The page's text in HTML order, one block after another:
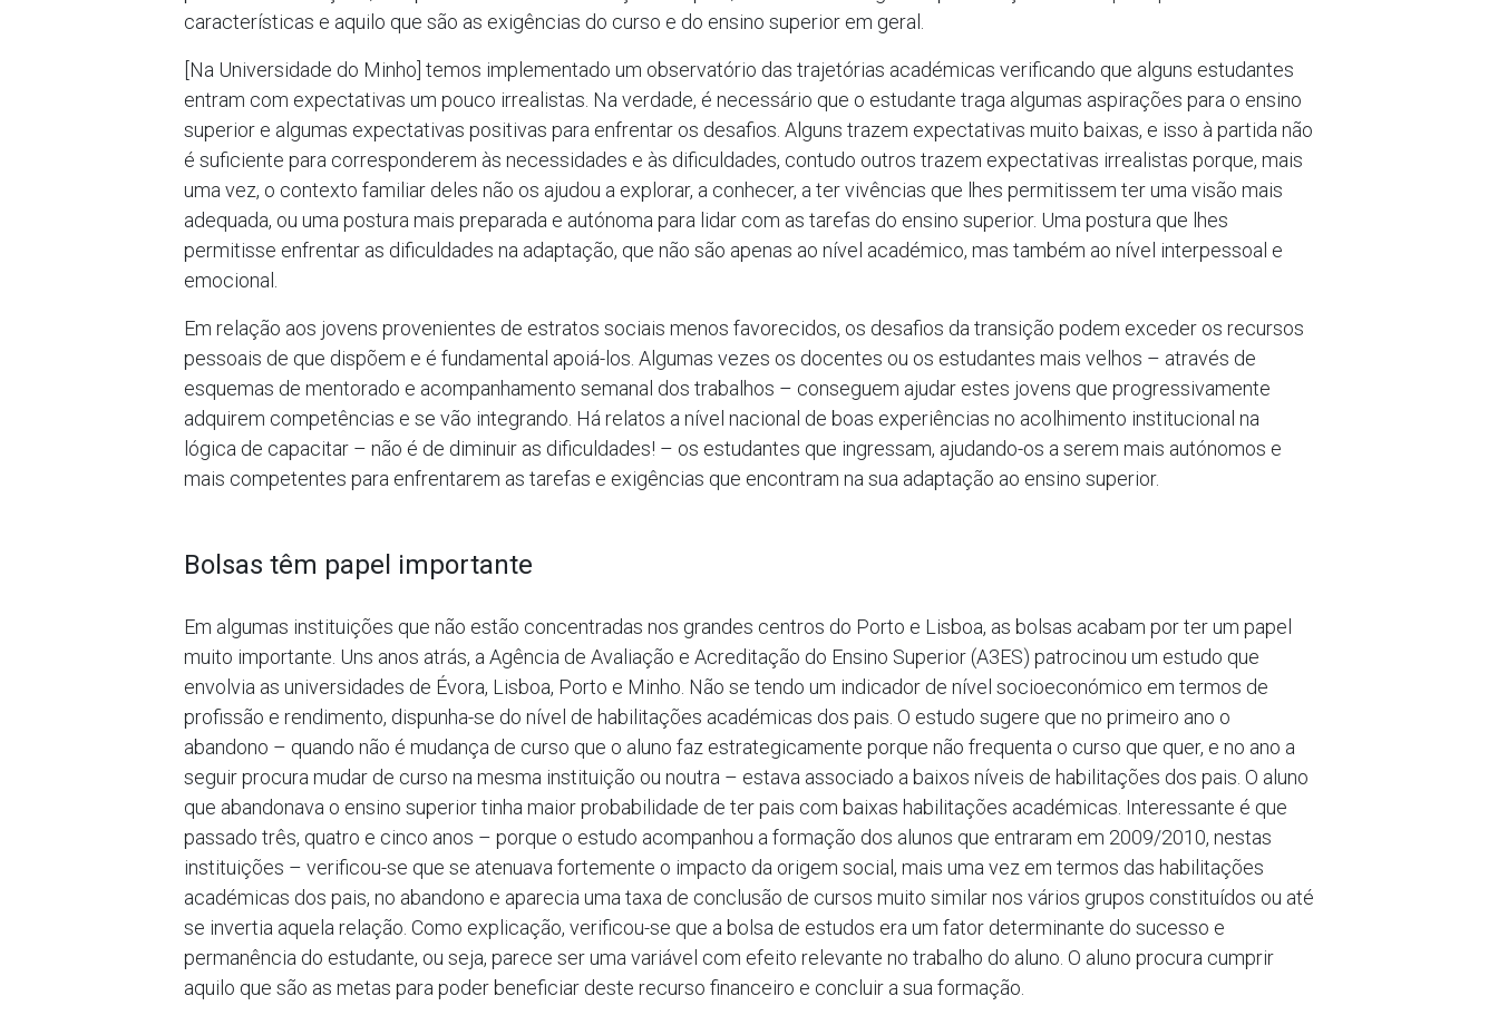
características e aquilo que são as exigências do curso e do ensino superior em geral.
[Na Universidade do Minho] temos implementado um observatório das trajetórias académicas verificando que alguns estudantes
entram com expectativas um pouco irrealistas. Na verdade, é necessário que o estudante traga algumas aspirações para o ensino
superior e algumas expectativas positivas para enfrentar os desafios. Alguns trazem expectativas muito baixas, e isso à partida não
é suficiente para corresponderem às necessidades e às dificuldades, contudo outros trazem expectativas irrealistas porque, mais
uma vez, o contexto familiar deles não os ajudou a explorar, a conhecer, a ter vivências que lhes permitissem ter uma visão mais
adequada, ou uma postura mais preparada e autónoma para lidar com as tarefas do ensino superior. Uma postura que lhes
permitisse enfrentar as dificuldades na adaptação, que não são apenas ao nível académico, mas também ao nível interpessoal e
emocional.
Em relação aos jovens provenientes de estratos sociais menos favorecidos, os desafios da transição podem exceder os recursos
pessoais de que dispõem e é fundamental apoiá-los. Algumas vezes os docentes ou os estudantes mais velhos – através de
esquemas de mentorado e acompanhamento semanal dos trabalhos – conseguem ajudar estes jovens que progressivamente
adquirem competências e se vão integrando. Há relatos a nível nacional de boas experiências no acolhimento institucional na
lógica de capacitar – não é de diminuir as dificuldades! – os estudantes que ingressam, ajudando-os a serem mais autónomos e
mais competentes para enfrentarem as tarefas e exigências que encontram na sua adaptação ao ensino superior.
Bolsas têm papel importante
Em algumas instituições que não estão concentradas nos grandes centros do Porto e Lisboa, as bolsas acabam por ter um papel
muito importante. Uns anos atrás, a Agência de Avaliação e Acreditação do Ensino Superior (A3ES) patrocinou um estudo que
envolvia as universidades de Évora, Lisboa, Porto e Minho. Não se tendo um indicador de nível socioeconómico em termos de
profissão e rendimento, dispunha-se do nível de habilitações académicas dos pais. O estudo sugere que no primeiro ano o
abandono – quando não é mudança de curso que o aluno faz estrategicamente porque não frequenta o curso que quer, e no ano a
seguir procura mudar de curso na mesma instituição ou noutra – estava associado a baixos níveis de habilitações dos pais. O aluno
que abandonava o ensino superior tinha maior probabilidade de ter pais com baixas habilitações académicas. Interessante é que
passado três, quatro e cinco anos – porque o estudo acompanhou a formação dos alunos que entraram em 2009/2010, nestas
instituições – verificou-se que se atenuava fortemente o impacto da origem social, mais uma vez em termos das habilitações
académicas dos pais, no abandono e aparecia uma taxa de conclusão de cursos muito similar nos vários grupos constituídos ou até
se invertia aquela relação. Como explicação, verificou-se que a bolsa de estudos era um fator determinante do sucesso e
permanência do estudante, ou seja, parece ser uma variável com efeito relevante no trabalho do aluno. O aluno procura cumprir
aquilo que são as metas para poder beneficiar deste recurso financeiro e concluir a sua formação.